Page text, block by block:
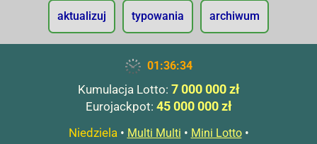
aktualizuj typowania archiwum
01:36:35
Kumulacja Lotto: 7 000 000 zł
Eurojackpot: 45 000 000 zł
Niedziela• Multi Multi • Mini Lotto•